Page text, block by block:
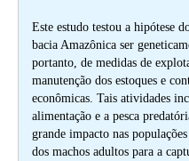
Este estudo testou a hipótese
bacia Amazônica ser
portanto, de medidas de
manutenção dos estoques e
econômicas. Tais atividades
alimentação e a pesca
grande impacto nas
dos machos adultos para a